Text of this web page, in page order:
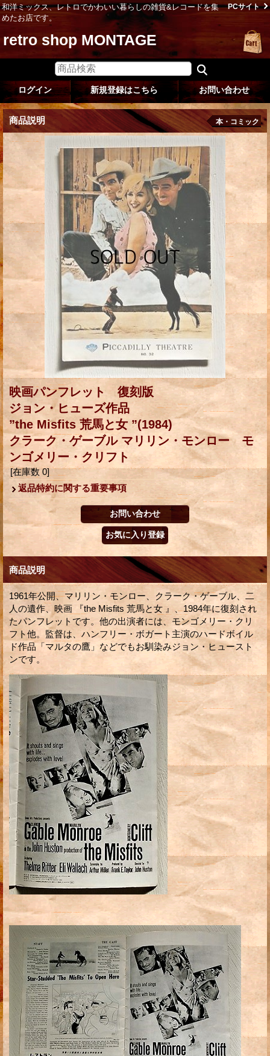
和洋ミックス、レトロでかわいい暮らしの雑貨&レコードを集
めたお店です。
PCサイト
retro shop MONTAGE
ログイン 新規登録はこちら お問い合わせ
商品説明 本・コミック
映画パンフレット 復刻版
ジョン・ヒューズ作品
”the Misfits 荒馬と女 ”(1984)
クラーク・ゲーブル マリリン・モンロー モ
ンゴメリー・クリフト
[在庫数 0]
返品特約に関する重要事項
商品説明
1961年公開、マリリン・モンロー、クラーク・ゲーブル、二
人の遺作、映画 『the Misfits 荒馬と女 』、1984年に復刻され
たパンフレットです。他の出演者には、モンゴメリー・クリ
フト他。監督は、ハンフリー・ボガート主演のハードボイル
ド作品「マルタの鷹」などでもお馴染みジョン・ヒュースト
ンです。